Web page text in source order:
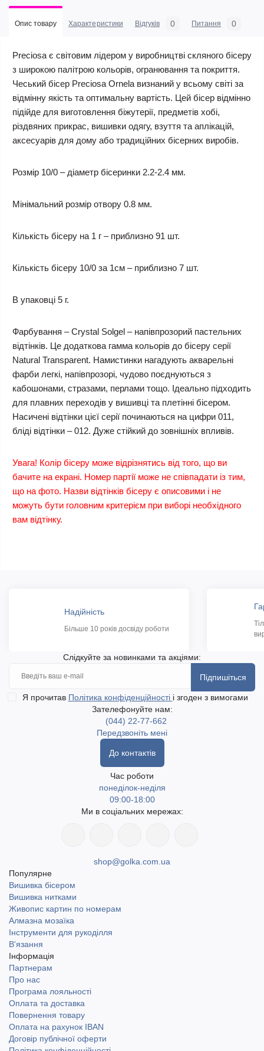
Опис товару Характеристики Відгуків 0 Питання 0
Preciosa є світовим лідером у виробництві скляного бісеру
з широкою палітрою кольорів, огранювання та покриття.
Чеський бісер Preciosa Ornela визнаний у всьому світі за
відмінну якість та оптимальну вартість. Цей бісер відмінно
підійде для виготовлення біжутерії, предметів хобі,
різдвяних прикрас, вишивки одягу, взуття та аплікацій,
аксесуарів для дому або традиційних бісерних виробів.
Розмір 10/0 – діаметр бісеринки 2.2-2.4 мм.
Мінімальний розмір отвору 0.8 мм.
Кількість бісеру на 1 г – приблизно 91 шт.
Кількість бісеру 10/0 за 1см – приблизно 7 шт.
В упаковці 5 г.
Фарбування – Crystal Solgel – напівпрозорий пастельних
відтінків. Це додаткова гамма кольорів до бісеру серії
Natural Transparent. Намистинки нагадують акварельні
фарби легкі, напівпрозорі, чудово поєднуються з
кабошонами, стразами, перлами тощо. Ідеально підходить
для плавних переходів у вишивці та плетінні бісером.
Насичені відтінки цієї серії починаються на цифри 011,
бліді відтінки – 012. Дуже стійкий до зовнішніх впливів.
Увага! Колір бісеру може відрізнятись від того, що ви
бачите на екрані. Номер партії може не співпадати із тим,
що на фото. Назви відтінків бісеру є описовими і не
можуть бути головним критерієм при виборі необхідного
вам відтінку.
Надійність
Більше 10 років досвіду роботи
Слідкуйте за новинками та акціями:
Підпишіться
Я прочитав Політика конфіденційності і згоден з вимогами
Зателефонуйте нам:
(044) 22-77-662
Передзвоніть мені
До контактів
Час роботи
понеділок-неділя
09:00-18:00
Ми в соціальних мережах:
shop@golka.com.ua
Популярне
Вишивка бісером
Вишивка нитками
Живопис картин по номерам
Алмазна мозаїка
Інструменти для рукоділля
В'язання
Інформація
Партнерам
Про нас
Програма лояльності
Оплата та доставка
Повернення товару
Оплата на рахунок IBAN
Договір публічної оферти